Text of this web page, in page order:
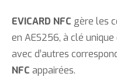
EVICARD NFC gère les
en AES256, à clé
avec d’autres
NFC appairées.